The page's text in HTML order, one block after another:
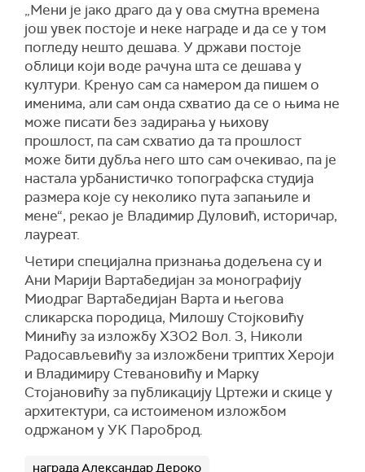
„Мени је јако драго да у ова смутна времена
још увек постоје и неке награде и да се у том
погледу нешто дешава. У држави постоје
облици који воде рачуна шта се дешава у
култури. Кренуо сам са намером да пишем о
именима, али сам онда схватио да се о њима не
може писати без задирања у њихову
прошлост, па сам схватио да та прошлост
може бити дубља него што сам очекивао, па је
настала урбанистичко топографска студија
размера које су неколико пута запањиле и
мене“, рекао је Владимир Дуловић, историчар,
лауреат.
Четири специјална признања додељена су и
Ани Марији Вартабедијан за монографију
Миодраг Вартабедијан Варта и његова
сликарска породица, Милошу Стојковићу
Минићу за изложбу Х3О2 Вол. 3, Николи
Радосављевићу за изложбени триптих Хероји
и Владимиру Стевановићу и Марку
Стојановићу за публикацију Цртежи и скице у
архитектури, са истоименом изложбом
одржаном у УК Пароброд.
награда Александар Дероко